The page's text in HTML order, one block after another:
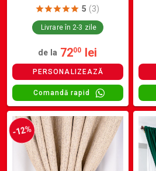
5 (3)
Livrare în 2-3 zile
de la 7200 lei
PERSONALIZEAZĂ
Comandă rapid
-12%